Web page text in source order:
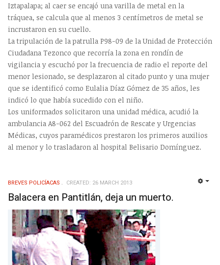
Iztapalapa; al caer se encajó una varilla de metal en la
tráquea, se calcula que al menos 3 centímetros de metal se
incrustaron en su cuello.
La tripulación de la patrulla P98-09 de la Unidad de Protección
Ciudadana Tezonco que recorría la zona en rondín de
vigilancia y escuchó por la frecuencia de radio el reporte del
menor lesionado, se desplazaron al citado punto y una mujer
que se identificó como Eulalia Díaz Gómez de 35 años, les
indicó lo que había sucedido con el niño.
Los uniformados solicitaron una unidad médica, acudió la
ambulancia A8-062 del Escuadrón de Rescate y Urgencias
Médicas, cuyos paramédicos prestaron los primeros auxilios
al menor y lo trasladaron al hospital Belisario Domínguez.
BREVES POLICÍACAS CREATED: 26 MARCH 2013
Balacera en Pantitlán, deja un muerto.